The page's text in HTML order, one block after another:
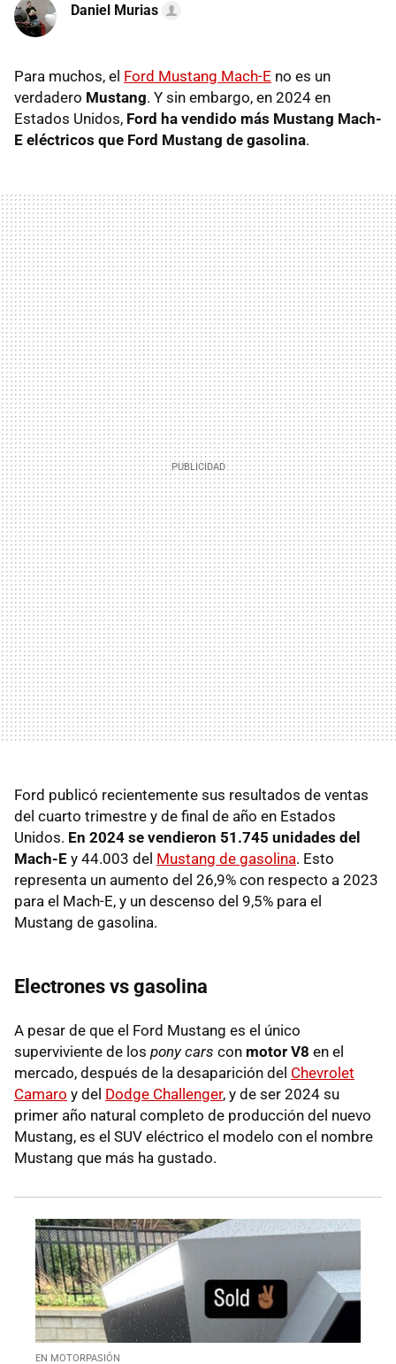
Daniel Murias
Para muchos, el Ford Mustang Mach-E no es un
verdadero Mustang. Y sin embargo, en 2024 en
Estados Unidos, Ford ha vendido más Mustang Mach-
E eléctricos que Ford Mustang de gasolina.
Ford publicó recientemente sus resultados de ventas
del cuarto trimestre y de final de año en Estados
Unidos. En 2024 se vendieron 51.745 unidades del
Mach-E y 44.003 del Mustang de gasolina. Esto
representa un aumento del 26,9% con respecto a 2023
para el Mach-E, y un descenso del 9,5% para el
Mustang de gasolina.
Electrones vs gasolina
A pesar de que el Ford Mustang es el único
superviviente de los pony cars con motor V8 en el
mercado, después de la desaparición del Chevrolet
Camaro y del Dodge Challenger, y de ser 2024 su
primer año natural completo de producción del nuevo
Mustang, es el SUV eléctrico el modelo con el nombre
Mustang que más ha gustado.
EN MOTORPASIÓN